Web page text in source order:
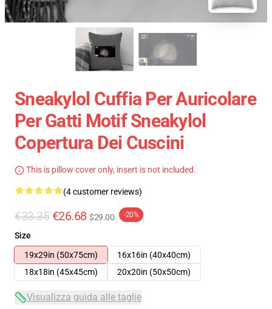
Sneakylol Cuffia Per Auricolare
Per Gatti Motif Sneakylol
Copertura Dei Cuscini
This is pillow cover only, insert is not included.
(4 customer reviews)
€33.35 €26.68 $29.00 -20%
Size
19x29in (50x75cm)
16x16in (40x40cm)
18x18in (45x45cm)
20x20in (50x50cm)
Visualizza guida alle taglie